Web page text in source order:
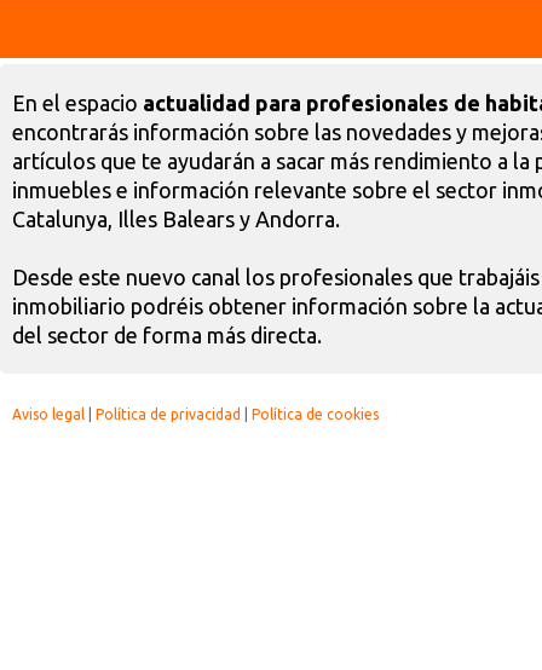
En el espacio actualidad para profesionales de
encontrarás información sobre las novedades y
artículos que te ayudarán a sacar más rendimiento a la
inmuebles e información relevante sobre el sector
Catalunya, Illes Balears y Andorra.
Desde este nuevo canal los profesionales que
inmobiliario podréis obtener información sobre la
del sector de forma más directa.
Aviso legal Política de privacidad Política de cookies